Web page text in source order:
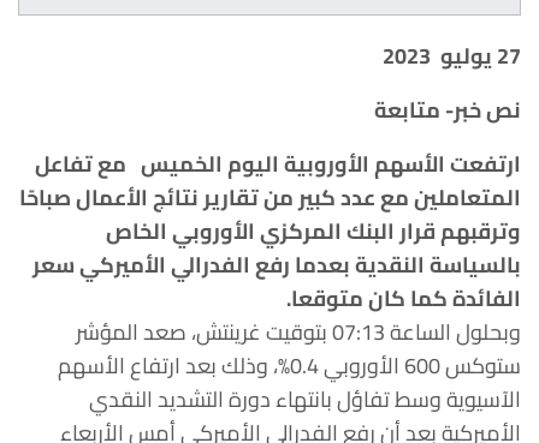
27 يوليو 2023
نص خبر- متابعة
ارتفعت الأسهم الأوروبية اليوم الخميس مع تفاعل
المتعاملين مع عدد كبير من تقارير نتائج الأعمال صباحًا
وترقبهم قرار البنك المركزي الأوروبي الخاص
بالسياسة النقدية بعدما رفع الفدرالي الأميركي سعر
الفائدة كما كان متوقعا.
وبحلول الساعة 07:13 بتوقيت غرينتش، صعد المؤشر
ستوكس 600 الأوروبي 0.4%، وذلك بعد ارتفاع الأسهم
الآسيوية وسط تفاؤل بانتهاء دورة التشديد النقدي
الأميركية بعد أن رفع الفدرالي الأميركي أمس الأربعاء